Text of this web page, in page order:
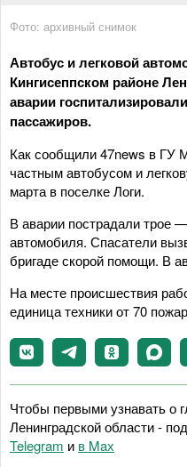
Фото: архивный снимок
Автобус и легковой
Кингисеппском районе
аварии
пассажиров.
Как сообщили 47news в ГУ
частным автобусом и
марта в поселке Логи.
В аварии пострадали трое
автомобиля. Спасатели
бригаде скорой помощи. В
На месте происшествия
единица техники от 70
Чтобы первыми узнавать о
Ленинградской области -
Telegram и в Maх